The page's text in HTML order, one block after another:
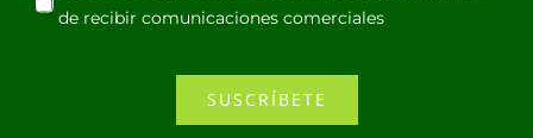
de recibir comunicaciones comerciales
SUSCRÍBETE